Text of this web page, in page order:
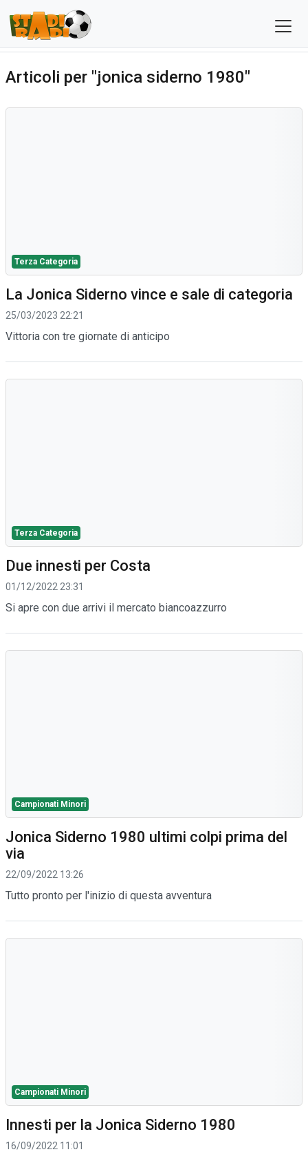
Articoli per "jonica siderno 1980"
Terza Categoria
La Jonica Siderno vince e sale di categoria
25/03/2023 22:21
Vittoria con tre giornate di anticipo
Terza Categoria
Due innesti per Costa
01/12/2022 23:31
Si apre con due arrivi il mercato biancoazzurro
Campionati Minori
Jonica Siderno 1980 ultimi colpi prima del
via
22/09/2022 13:26
Tutto pronto per l'inizio di questa avventura
Campionati Minori
Innesti per la Jonica Siderno 1980
16/09/2022 11:01